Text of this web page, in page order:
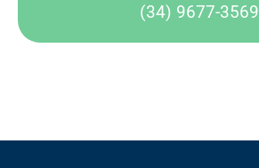
(34) 9677-3569